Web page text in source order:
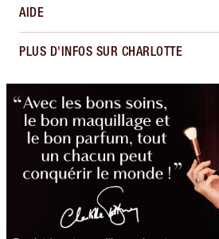
AIDE
PLUS D'INFOS SUR CHARLOTTE